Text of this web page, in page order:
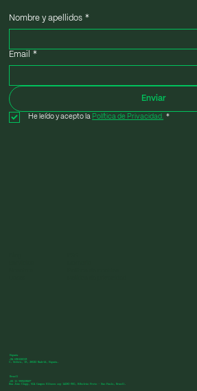
Nombre y apellidos *
Email *
Enviar
He leído y acepto la Política de Privacidad. *
España
+34 636125013
C. Sófora, 15, 28020 Madrid, España.
Brasil
+55 11 993103257
Rua João Clapp, 604 Campos Eliseos cep 14080-350, Ribeirão Preto - Sao Paulo, Brasil.